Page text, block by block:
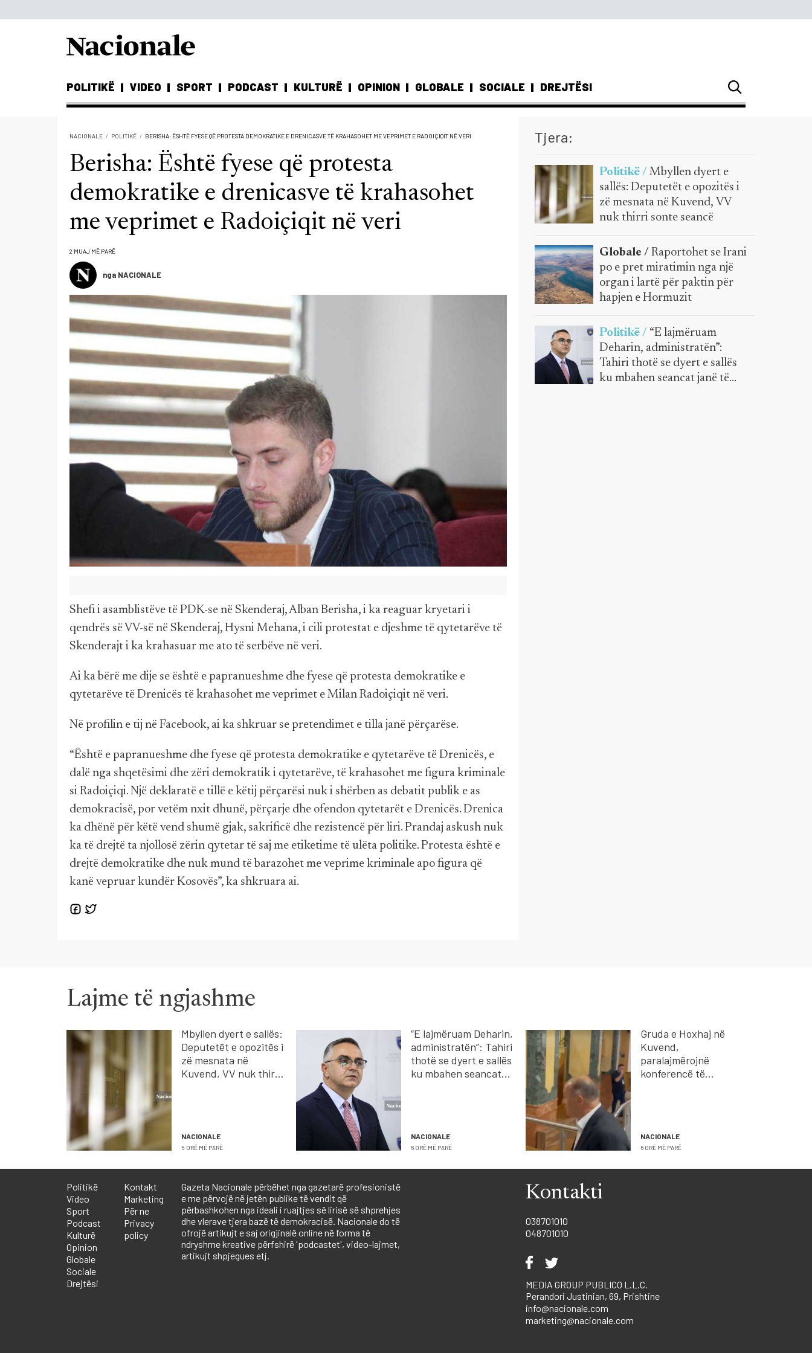
POLITIKË VIDEO SPORT PODCAST KULTURË OPINION GLOBALE SOCIALE DREJTËSI
NACIONALE POLITIKË BERISHA: ËSHTË FYESE QË PROTESTA DEMOKRATIKE E DRENICASVE TË KRAHASOHET ME VEPRIMET E RADOIÇIQIT NË VERI
Berisha: Është fyese që protesta
demokratike e drenicasve të krahasohet
me veprimet e Radoiçiqit në veri
2 MUAJ MË PARË
nga NACIONALE
Shefi i asamblistëve të PDK-se në Skenderaj, Alban Berisha, i ka reaguar kryetari i
qendrës së VV-së në Skenderaj, Hysni Mehana, i cili protestat e djeshme të qytetarëve të
Skenderajt i ka krahasuar me ato të serbëve në veri.
Ai ka bërë me dije se është e papranueshme dhe fyese që protesta demokratike e
qytetarëve të Drenicës të krahasohet me veprimet e Milan Radoiçiqit në veri.
Në profilin e tij në Facebook, ai ka shkruar se pretendimet e tilla janë përçarëse.
“Është e papranueshme dhe fyese që protesta demokratike e qytetarëve të Drenicës, e
dalë nga shqetësimi dhe zëri demokratik i qytetarëve, të krahasohet me figura kriminale
si Radoiçiqi. Një deklaratë e tillë e këtij përçarësi nuk i shërben as debatit publik e as
demokracisë, por vetëm nxit dhunë, përçarje dhe ofendon qytetarët e Drenicës. Drenica
ka dhënë për këtë vend shumë gjak, sakrificë dhe rezistencë për liri. Prandaj askush nuk
ka të drejtë ta njollosë zërin qytetar të saj me etiketime të ulëta politike. Protesta është e
drejtë demokratike dhe nuk mund të barazohet me veprime kriminale apo figura që
kanë vepruar kundër Kosovës”, ka shkruara ai.
Tjera:
Politikë /Mbyllen dyert e
sallës: Deputetët e opozitës i
zë mesnata në Kuvend, VV
nuk thirri sonte seancë
Globale /Raportohet se Irani
po e pret miratimin nga një
organ i lartë për paktin për
hapjen e Hormuzit
Politikë / “E lajmëruam
Deharin, administratën”:
Tahiri thotë se dyert e sallës
ku mbahen seancat janë të
Lajme të ngjashme
Mbyllen dyert e sallës:
Deputetët e opozitës i
zë mesnata në
Kuvend, VV nuk thirri
NACIONALE
5 ORË MË PARË
“E lajmëruam Deharin,
administratën”: Tahiri
thotë se dyert e sallës
ku mbahen seancat
NACIONALE
6 ORË MË PARË
Gruda e Hoxhaj në
Kuvend,
paralajmërojnë
konferencë të
NACIONALE
6 ORË MË PARË
Politikë
Video
Sport
Podcast
Kulturë
Opinion
Globale
Sociale
Drejtësi
Kontakt
Marketing
Për ne
Privacy
policy
Gazeta Nacionale përbëhet nga gazetarë profesionistë
e me përvojë në jetën publike të vendit që
përbashkohen nga ideali i ruajtjes së lirisë së shprehjes
dhe vlerave tjera bazë të demokracisë. Nacionale do të
ofrojë artikujt e saj origjinalë online në forma të
ndryshme kreative përfshirë 'podcastet', video-lajmet,
artikujt shpjegues etj.
Kontakti
038701010
048701010
MEDIA GROUP PUBLICO L.L.C.
Perandori Justinian, 69, Prishtine
info@nacionale.com
marketing@nacionale.com